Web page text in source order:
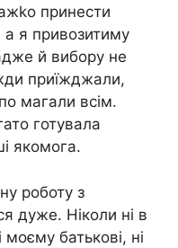
принести
а я привозитиму
й вибору не
приїжджали,
магали всім.
готувала
якомога.
роботу з
дуже. Ніколи ні в
батькові, ні